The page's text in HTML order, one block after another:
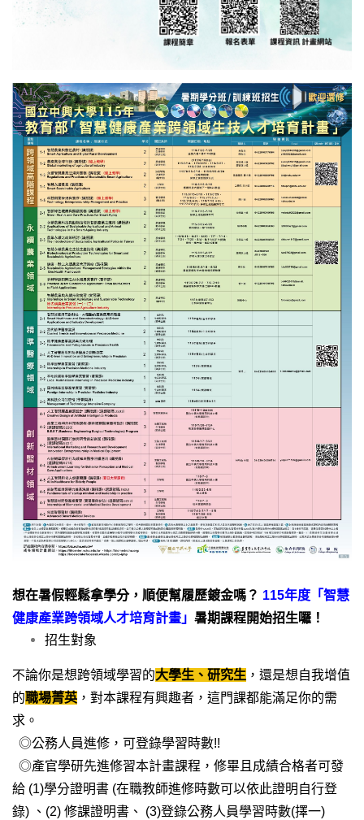
想在暑假輕鬆拿學分，順便幫履歷鍍金嗎？ 115年度「智慧
健康產業跨領域人才培育計畫」 暑期課程開始招生囉！
招生對象
不論你是想跨領域學習的大學生、研究生 ，還是想自我增值
的職場菁英 ，對本課程有興趣者，這門課都能滿足你的需
求。
◎公務人員進修，可登錄學習時數!!
◎產官學研先進修習本計畫課程，修畢且成績合格者可發
給 (1)學分證明書 (在職教師進修時數可以依此證明自行登
錄) 、 (2) 修課證明書、 (3)登錄公務人員學習時數(擇一)